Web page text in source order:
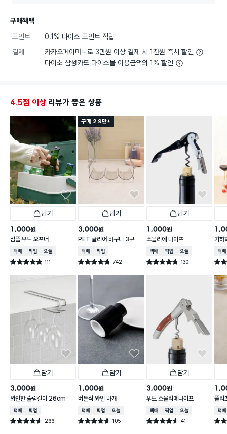
구매혜택
포인트
0.1% 다이소 포인트 적립
결제
카카오페이머니로 3만원 이상 결제 시 1천원 즉시 할인
다이소 삼성카드 다이소몰 이용금액의 1% 할인
4.5점 이상 리뷰가 좋은 상품
담기
1,000원
심플 우드 오프너
택배배송매장픽업오늘배송
별점 4.9점 111
건 작성
구매 2.9만+
담기
3,000원
PET 클리어 바구니 3구
택배배송매장픽업
별점 4.8점 742
건 작성
담기
1,000원
소믈리에 나이프
택배배송매장픽업오늘배송
별점 4.8점 130
건 작성
기하
레이
택배
별점
담기
3,000원
와인잔 슬림걸이 26cm
택배배송매장픽업
별점 4.6점 266
건 작성
담기
1,000원
버튼식 와인 마개
택배배송매장픽업오늘배송
별점 4.6점 105
건 작성
담기
3,000원
우드 소믈리에나이프
택배배송매장픽업오늘배송
별점 4.6점 41
건 작성
플리
택배
별점